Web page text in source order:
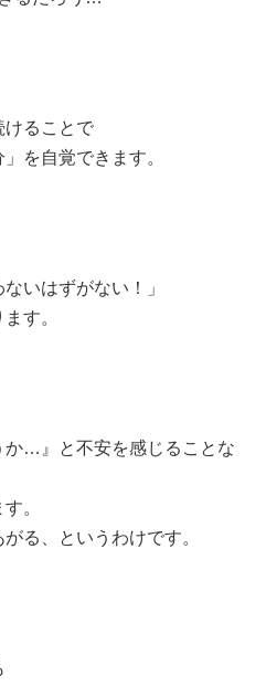
けることで
を自覚できます。
いはずがない！」
す。
か…』と不安を感じることな
。
る、というわけです。